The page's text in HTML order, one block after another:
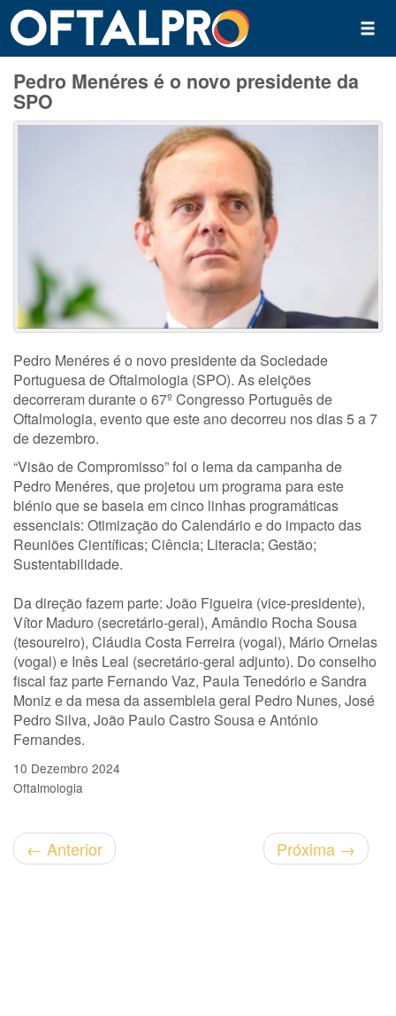
Pedro Menéres é o novo presidente da
SPO
Pedro Menéres é o novo presidente da Sociedade
Portuguesa de Oftalmologia (SPO). As eleições
decorreram durante o 67º Congresso Português de
Oftalmologia, evento que este ano decorreu nos dias 5 a 7
de dezembro.
“Visão de Compromisso” foi o lema da campanha de
Pedro Menéres, que projetou um programa para este
biénio que se baseia em cinco linhas programáticas
essenciais: Otimização do Calendário e do impacto das
Reuniões Científicas; Ciência; Literacia; Gestão;
Sustentabilidade.
Da direção fazem parte: João Figueira (vice-presidente),
Vítor Maduro (secretário-geral), Amândio Rocha Sousa
(tesoureiro), Cláudia Costa Ferreira (vogal), Mário Ornelas
(vogal) e Inês Leal (secretário-geral adjunto). Do conselho
fiscal faz parte Fernando Vaz, Paula Tenedório e Sandra
Moniz e da mesa da assembleia geral Pedro Nunes, José
Pedro Silva, João Paulo Castro Sousa e António
Fernandes.
10 Dezembro 2024
Oftalmologia
← Anterior Próxima →